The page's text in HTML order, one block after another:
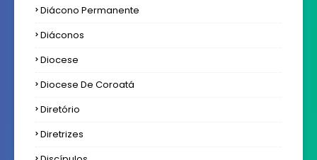
Diácono Permanente
Diáconos
Diocese
Diocese De Coroatá
Diretório
Diretrizes